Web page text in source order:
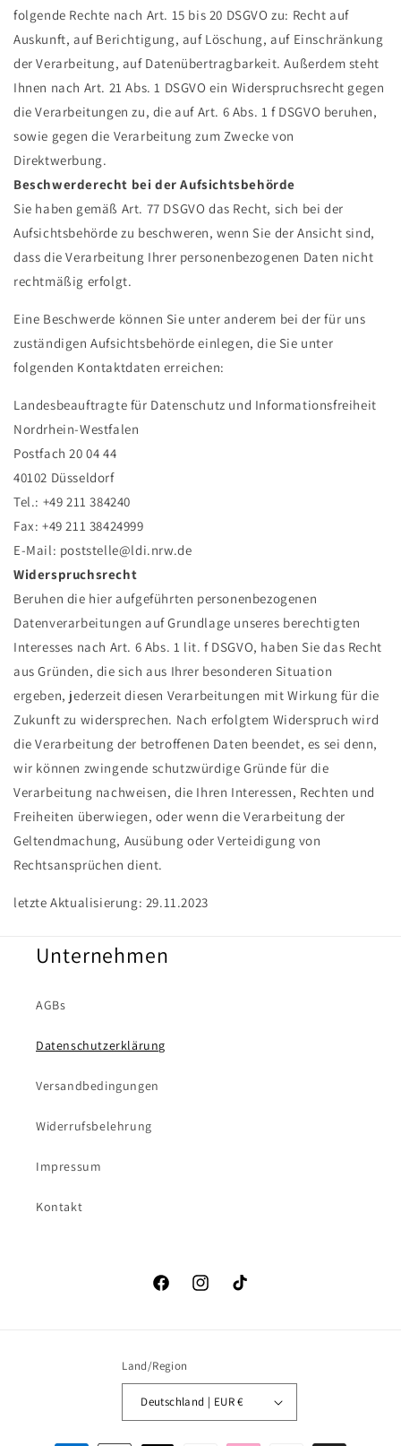
folgende Rechte nach Art. 15 bis 20 DSGVO zu: Recht auf
Auskunft, auf Berichtigung, auf Löschung, auf Einschränkung
der Verarbeitung, auf Datenübertragbarkeit. Außerdem steht
Ihnen nach Art. 21 Abs. 1 DSGVO ein Widerspruchsrecht gegen
die Verarbeitungen zu, die auf Art. 6 Abs. 1 f DSGVO beruhen,
sowie gegen die Verarbeitung zum Zwecke von
Direktwerbung.
Beschwerderecht bei der Aufsichtsbehörde
Sie haben gemäß Art. 77 DSGVO das Recht, sich bei der
Aufsichtsbehörde zu beschweren, wenn Sie der Ansicht sind,
dass die Verarbeitung Ihrer personenbezogenen Daten nicht
rechtmäßig erfolgt.
Eine Beschwerde können Sie unter anderem bei der für uns
zuständigen Aufsichtsbehörde einlegen, die Sie unter
folgenden Kontaktdaten erreichen:
Landesbeauftragte für Datenschutz und Informationsfreiheit
Nordrhein-Westfalen
Postfach 20 04 44
40102 Düsseldorf
Tel.: +49 211 384240
Fax: +49 211 38424999
E-Mail: poststelle@ldi.nrw.de
Widerspruchsrecht
Beruhen die hier aufgeführten personenbezogenen
Datenverarbeitungen auf Grundlage unseres berechtigten
Interesses nach Art. 6 Abs. 1 lit. f DSGVO, haben Sie das Recht
aus Gründen, die sich aus Ihrer besonderen Situation
ergeben, jederzeit diesen Verarbeitungen mit Wirkung für die
Zukunft zu widersprechen. Nach erfolgtem Widerspruch wird
die Verarbeitung der betroffenen Daten beendet, es sei denn,
wir können zwingende schutzwürdige Gründe für die
Verarbeitung nachweisen, die Ihren Interessen, Rechten und
Freiheiten überwiegen, oder wenn die Verarbeitung der
Geltendmachung, Ausübung oder Verteidigung von
Rechtsansprüchen dient.
letzte Aktualisierung: 29.11.2023
Unternehmen
AGBs
Datenschutzerklärung
Versandbedingungen
Widerrufsbelehrung
Impressum
Kontakt
FacebookInstagramTikTok
Land/Region
Deutschland | EUR €